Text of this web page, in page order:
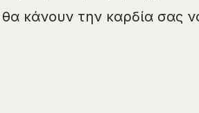
κάνουν την καρδία σας